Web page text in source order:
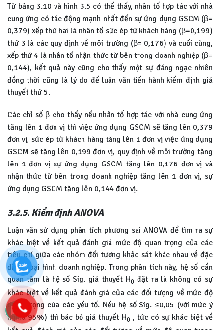
Từ bảng 3.10 và hình 3.5 có thể thấy, nhân tố hợp tác với nhà
cung ứng có tác động mạnh nhất đến sự ứng dụng GSCM (β=
0,379) xếp thứ hai là nhân tố sức ép từ khách hàng (β=0,199)
thứ 3 là các quy định về môi trường (β= 0,176) và cuối cùng,
xếp thứ 4 là nhân tố nhận thức từ bên trong doanh nghiệp (β=
0,144), kết quả này cũng cho thấy một sự đáng ngạc nhiên
đồng thời cũng là lý do để luận văn tiến hành kiểm định giả
thuyết thứ 5.
Các chỉ số β cho thấy nếu nhân tố hợp tác với nhà cung ứng
tăng lên 1 đơn vị thì việc ứng dụng GSCM sẽ tăng lên 0,379
đơn vị, sức ép từ khách hàng tăng lên 1 đơn vị việc ứng dụng
GSCM sẽ tăng lên 0,199 đơn vị, quy định về môi trường tăng
lên 1 đơn vị sự ứng dụng GSCM tăng lên 0,176 đơn vị và
nhận thức từ bên trong doanh nghiệp tăng lên 1 đơn vị, sự
ứng dụng GSCM tăng lên 0,144 đơn vị.
3.2.5. Kiểm định ANOVA
Luận văn sử dụng phân tích phương sai ANOVA để tìm ra sự
khác biệt về kết quả đánh giá mức độ quan trọng của các
tiêu chí giữa các nhóm đối tượng khảo sát khác nhau về đặc
điểm loại hình doanh nghiệp. Trong phân tích này, hệ số cần
quan tâm là hệ số Sig. giả thuyết H0 đặt ra là không có sự
khác biệt về kết quả đánh giá của các đối tượng về mức độ
quan trọng của các yếu tố. Nếu hệ số Sig. ≤0,05 (với mức ý
nghĩa 95%) thì bác bỏ giả thuyết H0 , tức có sự khác biệt về